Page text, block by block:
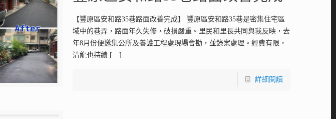
【豐原區安和路35巷路面改善完成】 豐原區安和路35巷是密集住宅區
域中的巷弄，路面年久失修，破損嚴重。里民和里長共同與我反映，去
年8月份便邀集公所及養護工程處現場會勘，並錄案處理。經費有限，
清龍也持續 […]
詳細閱讀